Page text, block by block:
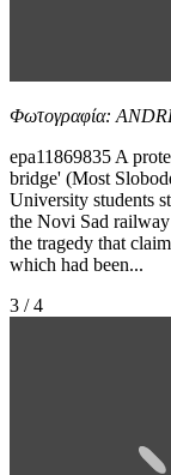
Φωτογραφία:
epa11869835 A
bridge' (Most
University students
the Novi Sad
the tragedy that
which had been...
3 / 4